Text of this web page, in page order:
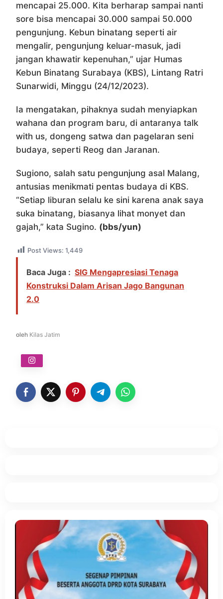
mencapai 25.000. Kita berharap sampai nanti
sore bisa mencapai 30.000 sampai 50.000
pengunjung. Kebun binatang seperti air
mengalir, pengunjung keluar-masuk, jadi
jangan khawatir kepenuhan,” ujar Humas
Kebun Binatang Surabaya (KBS), Lintang Ratri
Sunarwidi, Minggu (24/12/2023).
Ia mengatakan, pihaknya sudah menyiapkan
wahana dan program baru, di antaranya talk
with us, dongeng satwa dan pagelaran seni
budaya, seperti Reog dan Jaranan.
Sugiono, salah satu pengunjung asal Malang,
antusias menikmati pentas budaya di KBS.
“Setiap liburan selalu ke sini karena anak saya
suka binatang, biasanya lihat monyet dan
gajah,” kata Sugino. (bbs/yun)
Post Views: 1,449
Baca Juga : SIG Mengapresiasi Tenaga
Konstruksi Dalam Arisan Jago Bangunan
2.0
oleh Kilas Jatim